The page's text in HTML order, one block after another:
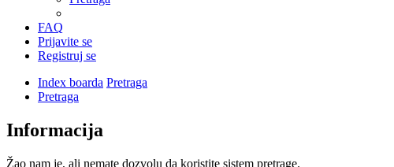
FAQ
Prijavite se
Registruj se
Index boarda Pretraga
Pretraga
Informacija
Žao nam je, ali nemate dozvolu da koristite sistem pretrage.